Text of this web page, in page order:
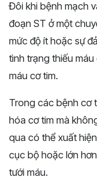
Đôi khi bệnh mạch
đoạn ST ở một
mức độ ít hoặc sự
tình trạng thiếu
máu cơ tim.
Trong các bệnh cơ
hóa cơ tim mà
qua có thể xuất
cục bộ hoặc lớn
tưới máu.